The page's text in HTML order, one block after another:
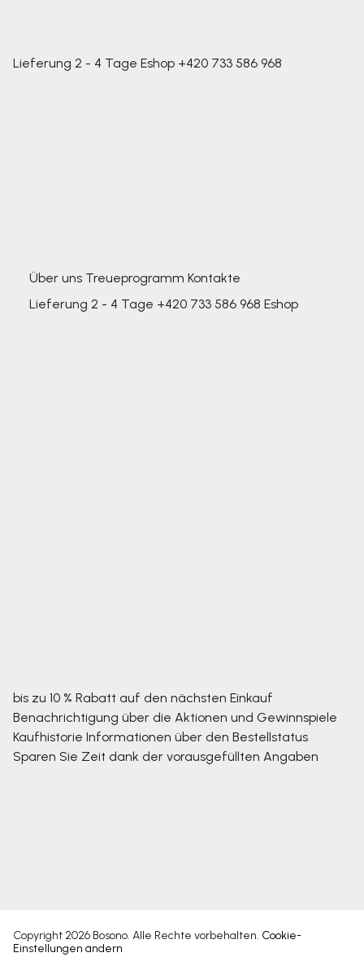
Lieferung 2 - 4 Tage Eshop +420 733 586 968
Über uns Treueprogramm Kontakte
Lieferung 2 - 4 Tage +420 733 586 968 Eshop
bis zu 10 % Rabatt auf den nächsten Einkauf
Benachrichtigung über die Aktionen und Gewinnspiele
Kaufhistorie Informationen über den Bestellstatus
Sparen Sie Zeit dank der vorausgefüllten Angaben
Copyright 2026 Bosono. Alle Rechte vorbehalten. Cookie-
Einstellungen ändern